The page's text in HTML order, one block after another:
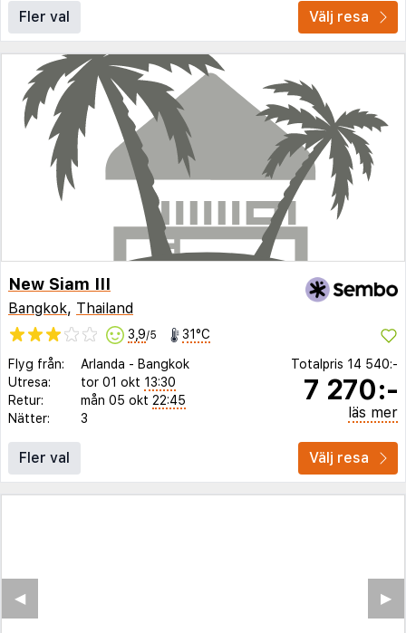
Fler val Välj resa
New Siam III
Bangkok, Thailand
3,9/5 31°C
Flyg från: Arlanda - Bangkok
Utresa:
tor 01 okt 13:30
Retur:
mån 05 okt 22:45
Nätter:
3
Totalpris 14 540:-
7 270:-
läs mer
Fler val Välj resa
▶︎
◀︎